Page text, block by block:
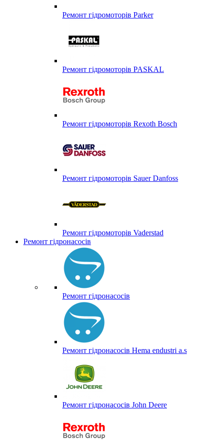
Ремонт гідромоторів Parker
Ремонт гідромоторів PASKAL
Ремонт гідромоторів Rexoth Bosch
Ремонт гідромоторів Sauer Danfoss
Ремонт гідромоторів Vaderstad
Ремонт гідронасосів
Ремонт гідронасосів
Ремонт гідронасосів Hema endustri a.s
Ремонт гідронасосів John Deere